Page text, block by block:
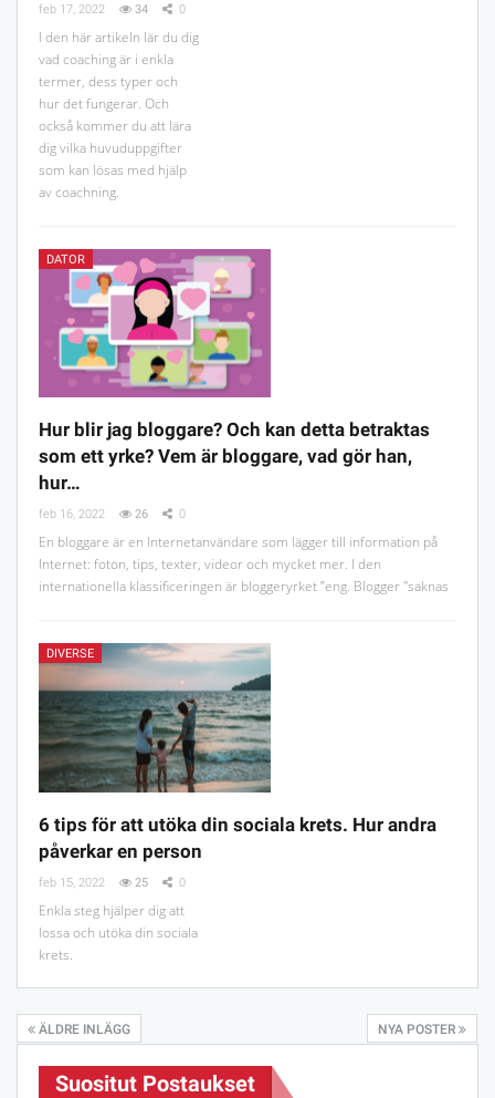
feb 17, 2022 34 0
I den här artikeln lär du dig
vad coaching är i enkla
termer, dess typer och
hur det fungerar. Och
också kommer du att lära
dig vilka huvuduppgifter
som kan lösas med hjälp
av coachning.
DATOR
Hur blir jag bloggare? Och kan detta betraktas
som ett yrke? Vem är bloggare, vad gör han,
hur…
feb 16, 2022 26 0
En bloggare är en Internetanvändare som lägger till information på
Internet: foton, tips, texter, videor och mycket mer. I den
internationella klassificeringen är bloggeryrket ”eng. Blogger "saknas
DIVERSE
6 tips för att utöka din sociala krets. Hur andra
påverkar en person
feb 15, 2022 25 0
Enkla steg hjälper dig att
lossa och utöka din sociala
krets.
ÄLDRE INLÄGG NYA POSTER
Suositut Postaukset